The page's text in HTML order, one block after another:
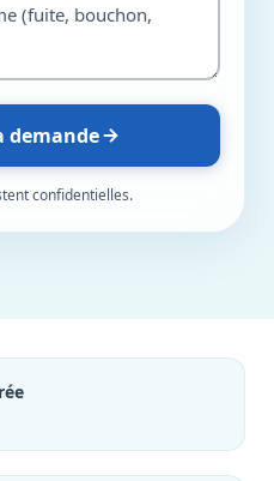
demande
confidentielles.